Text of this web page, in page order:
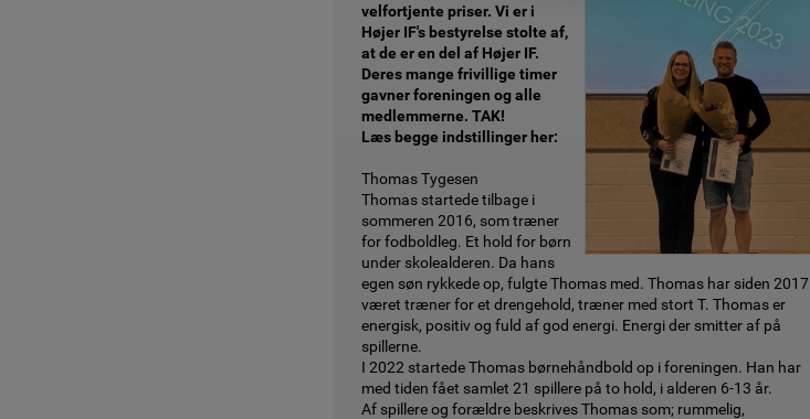
velfortjente priser. Vi er i
Højer IF's bestyrelse stolte af,
at de er en del af Højer IF.
Deres mange frivillige timer
gavner foreningen og alle
medlemmerne. TAK!
Læs begge indstillinger her:
Thomas Tygesen
Thomas startede tilbage i
sommeren 2016, som træner
for fodboldleg. Et hold for børn
under skolealderen. Da hans
egen søn rykkede op, fulgte Thomas med. Thomas har siden 2017
været træner for et drengehold, træner med stort T. Thomas er
energisk, positiv og fuld af god energi. Energi der smitter af på
spillerne.
I 2022 startede Thomas børnehåndbold op i foreningen. Han har
med tiden fået samlet 21 spillere på to hold, i alderen 6-13 år.
Af spillere og forældre beskrives Thomas som; rummelig,